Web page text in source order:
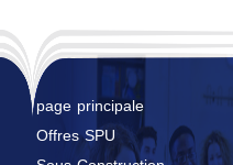
page principale
Offres SPU